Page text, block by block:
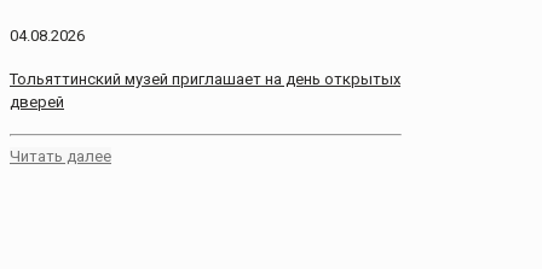
04.08.2026
Тольяттинский музей приглашает на день открытых
дверей
Читать далее